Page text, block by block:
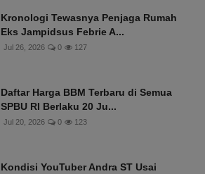
Kronologi Tewasnya Penjaga Rumah
Eks Jampidsus Febrie A...
Jul 26, 2026 0 127
Daftar Harga BBM Terbaru di Semua
SPBU RI Berlaku 20 Ju...
Jul 20, 2026 0 123
Kondisi YouTuber Andra ST Usai